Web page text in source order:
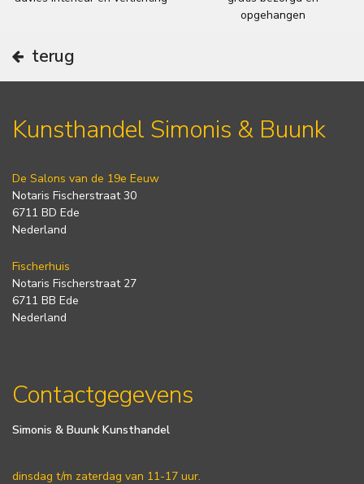
opgehangen
terug
Kunsthandel Simonis & Buunk
De Salons van de 19e Eeuw
Notaris Fischerstraat 30
6711 BD Ede
Nederland
Fischerhuis
Notaris Fischerstraat 27
6711 BB Ede
Nederland
Contactgegevens
Simonis & Buunk Kunsthandel
dinsdag t/m zaterdag van 11-17 uur.